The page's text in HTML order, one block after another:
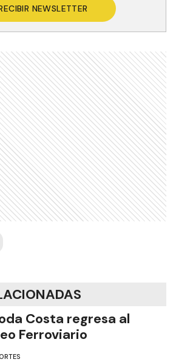
NEWSLETTER
Costa regresa al
Ferroviario